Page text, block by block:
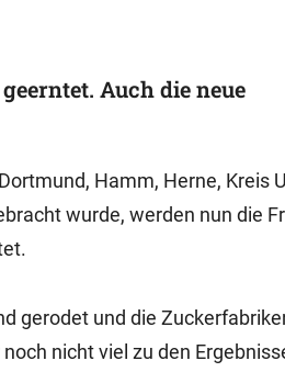
Auch die neue
Hamm, Herne, Kreis
wurde, werden nun die
gerodet und die
nicht viel zu den